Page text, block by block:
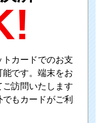
トカードでのお支
能です。端末をお
ご訪問いたします
もカードがご利